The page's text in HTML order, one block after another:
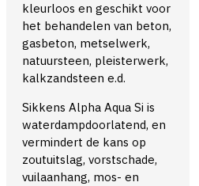
kleurloos en geschikt voor
het behandelen van beton,
gasbeton, metselwerk,
natuursteen, pleisterwerk,
kalkzandsteen e.d.
Sikkens Alpha Aqua Si is
waterdampdoorlatend, en
vermindert de kans op
zoutuitslag, vorstschade,
vuilaanhang, mos- en